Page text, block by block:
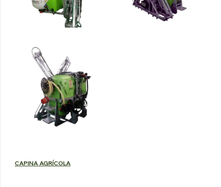
CAPINA AGRÍCOLA
Explorar os produtos
VINDIMA
HIDRÁULICO